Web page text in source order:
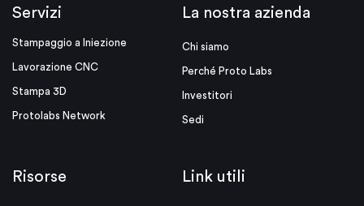
Servizi
Stampaggio a Iniezione
Lavorazione CNC
Stampa 3D
Protolabs Network
La nostra azienda
Chi siamo
Perché Proto Labs
Investitori
Sedi
Risorse Link utili